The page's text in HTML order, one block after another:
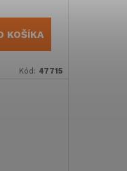
KOŠÍKA
Kód: 47715